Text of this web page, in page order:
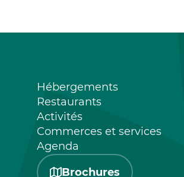
Hébergements
Restaurants
Activités
Commerces et services
Agenda
Brochures